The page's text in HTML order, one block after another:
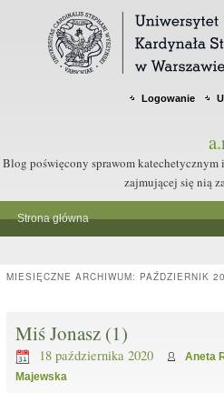
Logowanie
Blog poświęcony sprawom
zajmującej się nią
Strona główna
MIESIĘCZNE ARCHIWUM: PAŹDZIERNIK
Miś Jonasz (1)
18 października 2020
Aneta
Majewska